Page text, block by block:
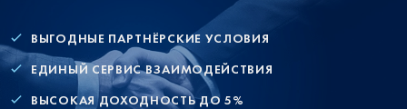
ВЫГОДНЫЕ ПАРТНЁРСКИЕ УСЛОВИЯ
ЕДИНЫЙ СЕРВИС ВЗАИМОДЕЙСТВИЯ
ВЫСОКАЯ ДОХОДНОСТЬ ДО 5%